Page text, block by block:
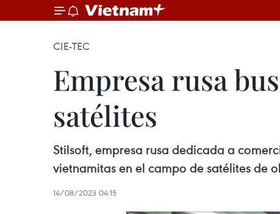
CIE-TEC
Empresa rusa
satélites
Stilsoft, empresa rusa dedicada a
vietnamitas en el campo de satélites de
14/08/2023 04:15